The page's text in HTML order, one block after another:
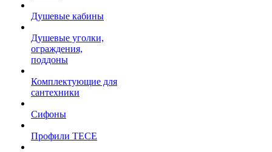
Душевые кабины
Душевые уголки,
ограждения,
поддоны
Комплектующие для
сантехники
Сифоны
Профили TECE